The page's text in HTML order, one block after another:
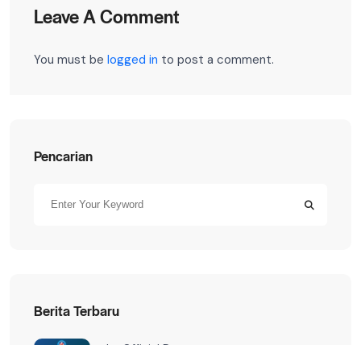
Leave A Comment
You must be logged in to post a comment.
Pencarian
Berita Terbaru